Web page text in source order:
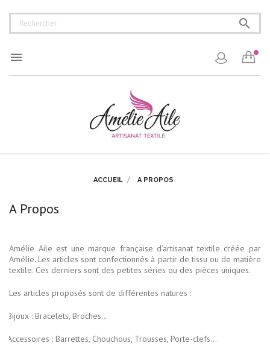


ACCUEIL A PROPOS
A Propos
Amélie Aile est une marque française d’artisanat textile créée par
Amélie. Les articles sont confectionnés à partir de tissu ou de matière
textile. Ces derniers sont des petites séries ou des pièces uniques.
Les articles proposés sont de différentes natures :
Bijoux : Bracelets, Broches…
Accessoires : Barrettes, Chouchous, Trousses, Porte-clefs...